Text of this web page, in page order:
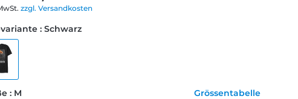
zzgl. Versandkosten
: Schwarz
: M Grössentabelle